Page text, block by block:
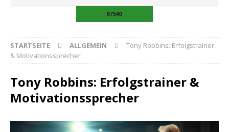
STARTSEITE ALLGEMEIN
Tony Robbins: Erfolgstrainer
& Motivationssprecher
Tony Robbins: Erfolgstrainer &
Motivationssprecher